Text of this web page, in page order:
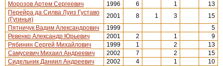
Морозов Артем Сергеевич
1996 6 1
13
Перейра да Силва Луиз Густаво
(Гугинья)
2001 8 1 3
15
Пятничук Вадим Александрович
1999
5
Ревенко Александр Юрьевич
2001 2 1
9
Рябинин Сергей Михайлович
1999 1 2
13
Самусевич Михаил Андреевич
2002 7 2
15
Сидельник Даниил Андреевич
2002 4 1
10